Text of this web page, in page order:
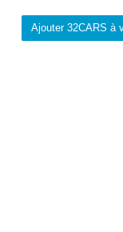
Ajouter 32CARS à